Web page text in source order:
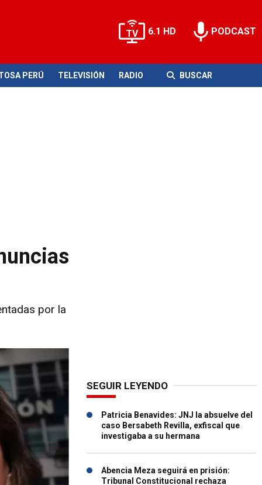
6.1 HD PODCAST
PERÚ TELEVISIÓN RADIO BUSCAR
por la
SEGUIR LEYENDO
Patricia Benavides: JNJ la absuelve del
caso Bersabeth Revilla, exfiscal que
investigaba a su hermana
Abencia Meza seguirá en prisión:
Tribunal Constitucional rechaza